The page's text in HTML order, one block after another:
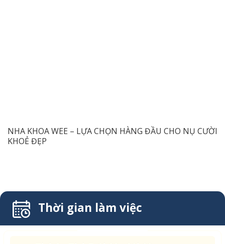
NHA KHOA WEE – LỰA CHỌN HÀNG ĐẦU CHO NỤ CƯỜI
KHOẺ ĐẸP
Thời gian làm việc